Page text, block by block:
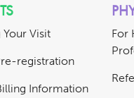
Your Visit
registration
Information
For